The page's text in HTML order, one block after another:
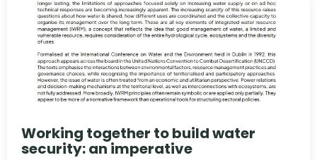
Working together to build water
security: an imperative